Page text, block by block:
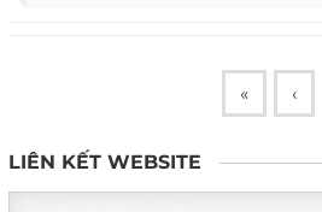
« ‹
LIÊN KẾT WEBSITE